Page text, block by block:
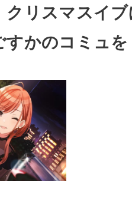
クリスマスイ
すかのコミュ